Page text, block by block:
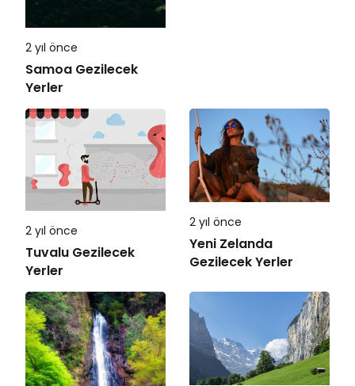
2 yıl önce
Samoa Gezilecek
Yerler
2 yıl önce
Tuvalu Gezilecek
Yerler
2 yıl önce
Yeni Zelanda
Gezilecek Yerler